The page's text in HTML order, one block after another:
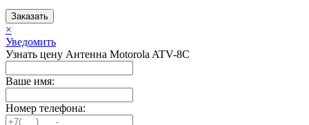
Заказать
×
Уведомить
Узнать цену Антенна Motorola ATV-8C
Ваше имя:
Номер телефона: